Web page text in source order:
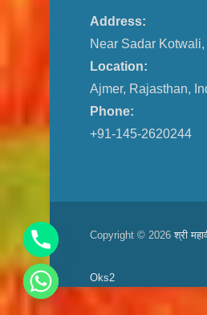
Address:
Near Sadar
Location:
Ajmer, Rajasthan,
Phone:
+91-145-2620244
Copyright © 2026श्री
Oks2